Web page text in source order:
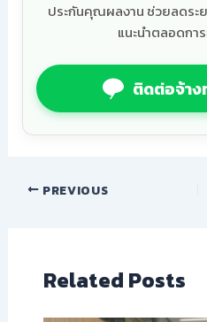
ประกันคุณผลงาน ช่วยลดระย
แนะนำตลอดก
ติดต่อจ้า
PREVIOUS
Related Posts